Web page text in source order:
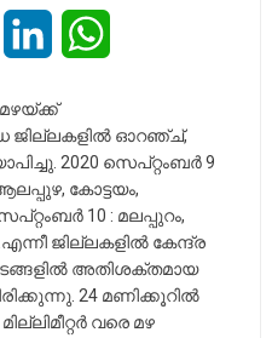
Reddit LinkedIn
ജില്ലകളിൽ ഓറഞ്ച്,
2020 സെപ്റ്റംബർ 9
കോട്ടയം,
10 : മലപ്പുറം,
ജില്ലകളിൽ കേന്ദ്ര
അതിശക്തമായ
24 മണിക്കൂറിൽ
വരെ മഴ